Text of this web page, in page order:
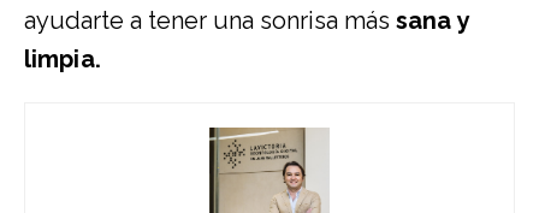
ayudarte a tener una sonrisa más sana y
limpia.